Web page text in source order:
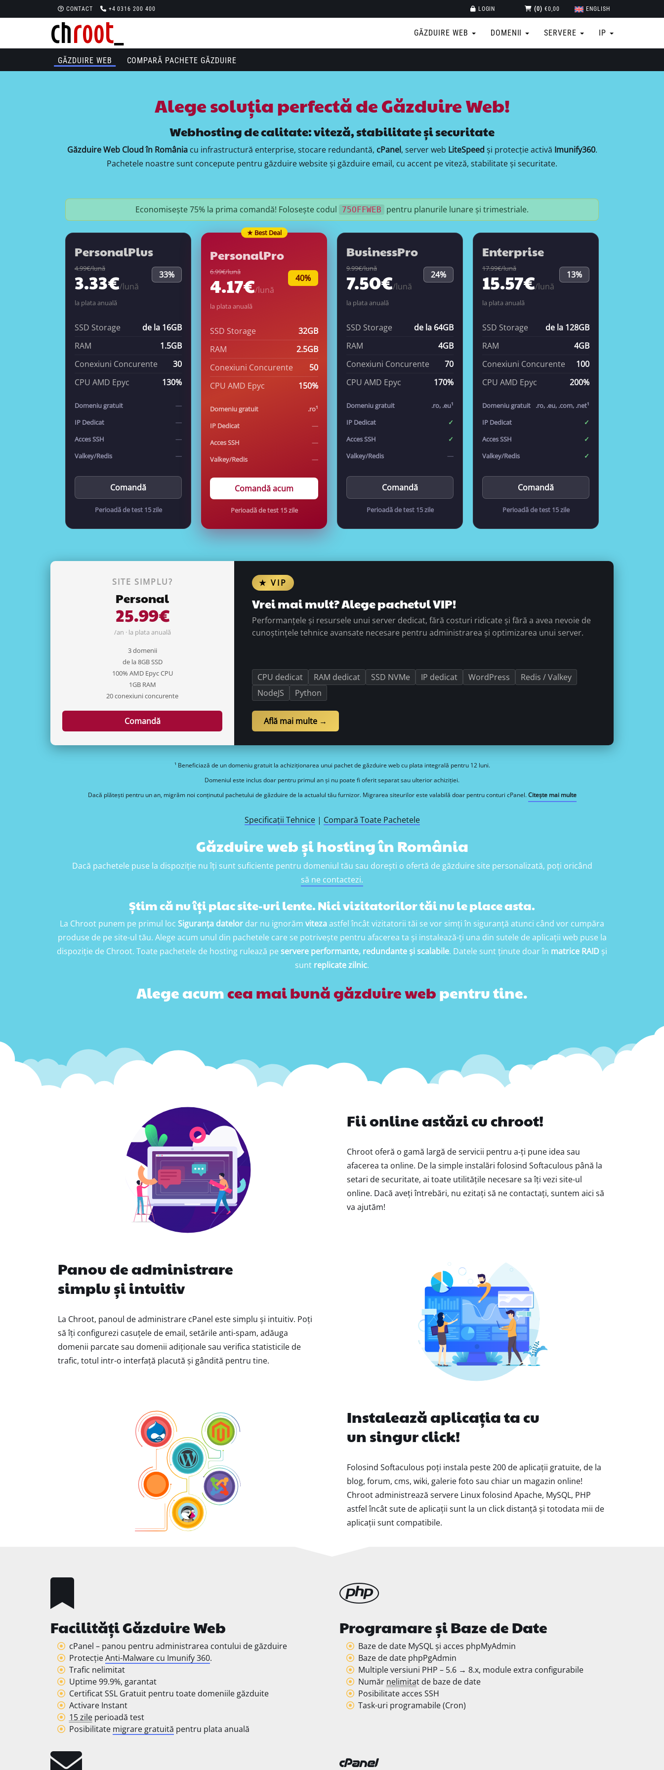
CONTACT +4 0316 200 400 ENGLISH
(0) €0,00
LOGIN
GĂZDUIRE WEB DOMENII SERVERE IP
GĂZDUIRE WEB COMPARĂ PACHETE GĂZDUIRE
Alege soluția perfectă de Găzduire Web!
Webhosting de calitate: viteză, stabilitate și securitate
Găzduire Web Cloud în Româniacu infrastructură enterprise, stocare redundantă, cPanel, server web LiteSpeed și protecție activă Imunify360.
Pachetele noastre sunt concepute pentru găzduire website și găzduire email, cu accent pe viteză, stabilitate și securitate.
Economisește 75% la prima comandă! Folosește codul 75OFFWEB pentru planurile lunare și trimestriale.
PersonalPlus
4.99€/lună
3.33€/lună
33%
la plata anuală
SSD Storage
de la 16GB
RAM
1.5GB
Conexiuni Concurente
30
CPU AMD Epyc
130%
Domeniu gratuit
—
IP Dedicat
—
Acces SSH
—
Valkey/Redis
—
Comandă
Perioadă de test 15 zile
★ Best Deal
PersonalPro
6.99€/lună
4.17€/lună
40%
la plata anuală
SSD Storage
32GB
RAM
2.5GB
Conexiuni Concurente
50
CPU AMD Epyc
150%
Domeniu gratuit
.ro¹
IP Dedicat
—
Acces SSH
—
Valkey/Redis
—
Comandă acum
Perioadă de test 15 zile
BusinessPro
9.99€/lună
7.50€/lună
24%
la plata anuală
SSD Storage
de la 64GB
RAM
4GB
Conexiuni Concurente
70
CPU AMD Epyc
170%
Domeniu gratuit
.ro, .eu¹
IP Dedicat
✓
Acces SSH
✓
Valkey/Redis
—
Comandă
Perioadă de test 15 zile
Enterprise
17.99€/lună
15.57€/lună
13%
la plata anuală
SSD Storage
de la 128GB
RAM
4GB
Conexiuni Concurente
100
CPU AMD Epyc
200%
Domeniu gratuit
.ro, .eu, .com, .net¹
IP Dedicat
✓
Acces SSH
✓
Valkey/Redis
✓
Comandă
Perioadă de test 15 zile
SITE SIMPLU?
Personal
25.99€
/an · la plata anuală
3 domenii
de la 8GB SSD
100% AMD Epyc CPU
1GB RAM
20 conexiuni concurente
Comandă
★ VIP
Vrei mai mult? Alege pachetul VIP!
Performanțele și resursele unui server dedicat, fără costuri ridicate și fără a avea nevoie de
cunoștințele tehnice avansate necesare pentru administrarea și optimizarea unui server.
CPU dedicat RAM dedicat SSD NVMe IP dedicat WordPress
Redis / Valkey
NodeJS
Python
Află mai multe →
¹ Beneficiază de un domeniu gratuit la achiziționarea unui pachet de găzduire web cu plata integrală pentru 12 luni.
Domeniul este inclus doar pentru primul an și nu poate fi oferit separat sau ulterior achiziției.
Dacă plătești pentru un an, migrăm noi conținutul pachetului de găzduire de la actualul tău furnizor. Migrarea siteurilor este valabilă doar pentru conturi cPanel.Citește mai multe
Specificații Tehnice| Compară Toate Pachetele
Găzduire web și hosting în România
Dacă pachetele puse la dispoziție nu îți sunt suficiente pentru domeniul tău sau dorești o ofertă de găzduire site personalizată, poți oricând
să ne contactezi.
Știm că nu îți plac site-uri lente. Nici vizitatorilor tăi nu le place asta.
La Chroot punem pe primul loc Siguranța datelor dar nu ignorăm vitezaastfel încât vizitatorii tăi se vor simți în siguranță atunci când vor cumpăra
produse de pe site-ul tău. Alege acum unul din pachetele care se potrivește pentru afacerea ta și instalează-ți una din sutele de aplicații web puse la
dispoziție de Chroot. Toate pachetele de hosting rulează pe servere performante, redundante și scalabile. Datele sunt ținute doar în matrice RAID și
sunt replicate zilnic.
Alege acumcea mai bună găzduire webpentru tine.
Fii online astăzi cu chroot!
Chroot oferă o gamă largă de servicii pentru a-ți pune idea sau
afacerea ta online. De la simple instalări folosind Softaculous până la
setari de securitate, ai toate utilitățile necesare sa îți vezi site-ul
online. Dacă aveți întrebări, nu ezitați să ne contactați, suntem aici să
va ajutăm!
Panou de administrare
simplu și intuitiv
La Chroot, panoul de administrare cPanel este simplu și intuitiv. Poți
să îți configurezi casuțele de email, setările anti-spam, adăuga
domenii parcate sau domenii adiționale sau verifica statisticile de
trafic, totul intr-o interfață placută și gândită pentru tine.
Instalează aplicația ta cu
un singur click!
Folosind Softaculous poți instala peste 200 de aplicații gratuite, de la
blog, forum, cms, wiki, galerie foto sau chiar un magazin online!
Chroot administrează servere Linux folosind Apache, MySQL, PHP
astfel încât sute de aplicații sunt la un click distanță și totodata mii de
aplicații sunt compatibile.
Facilități Găzduire Web
cPanel – panou pentru administrarea contului de găzduire
ProtecțieAnti-Malware cu Imunify 360.
Trafic nelimitat
Uptime 99.9%, garantat
Certificat SSL Gratuit pentru toate domeniile găzduite
Activare Instant
15 zileperioadă test
Posibilitate migrare gratuită pentru plata anuală
Programare și Baze de Date
Baze de date MySQL și acces phpMyAdmin
Baze de date phpPgAdmin
Multiple versiuni PHP – 5.6 → 8.x, module extra configurabile
Număr nelimitat de baze de date
Posibilitate acces SSH
Task-uri programabile (Cron)